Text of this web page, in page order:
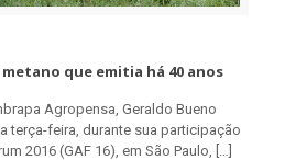
que emitia há 40 anos
Agropensa, Geraldo Bueno
terça-feira, durante sua participação
2016 (GAF 16), em São Paulo,